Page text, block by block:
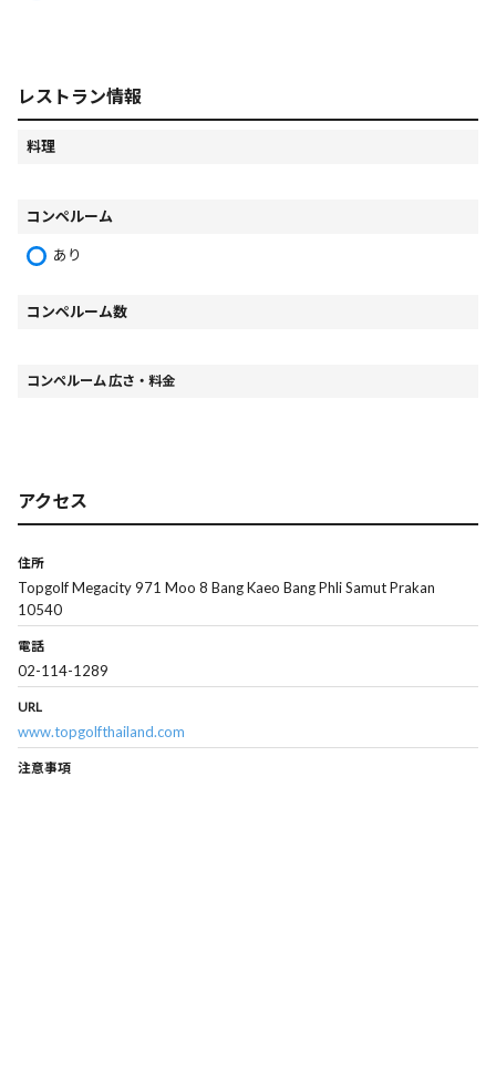
レストラン情報
料理
コンペルーム
あり
コンペルーム数
コンペルーム 広さ・料金
アクセス
住所
Topgolf Megacity 971 Moo 8 Bang Kaeo Bang Phli Samut Prakan
10540
電話
02-114-1289
URL
www.topgolfthailand.com
注意事項